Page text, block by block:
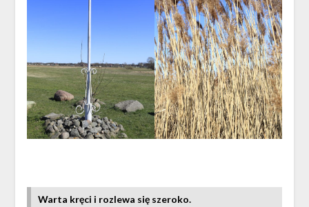
Warta kręci i rozlewa się szeroko.